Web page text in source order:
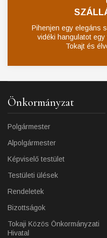
Pihenjen egy elegáns
vidéki hangulatot
Tokajt és
Önkormányzat
Polgármester
Alpolgármester
Képviselő testület
Testületi ülések
Rendeletek
Bizottságok
Tokaji Közös Önkormányzati
Hivatal